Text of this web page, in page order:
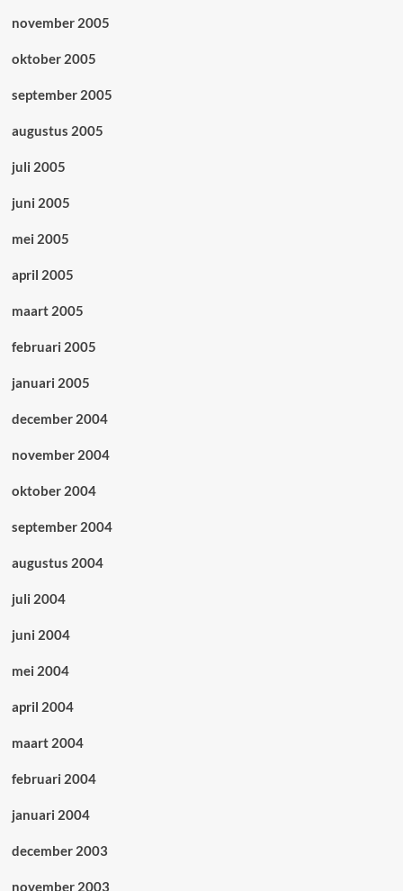
november 2005
oktober 2005
september 2005
augustus 2005
juli 2005
juni 2005
mei 2005
april 2005
maart 2005
februari 2005
januari 2005
december 2004
november 2004
oktober 2004
september 2004
augustus 2004
juli 2004
juni 2004
mei 2004
april 2004
maart 2004
februari 2004
januari 2004
december 2003
november 2003